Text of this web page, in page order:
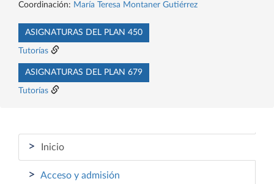
Coordinación: María Teresa Montaner Gutiérrez
ASIGNATURAS DEL PLAN 450
Tutorías
ASIGNATURAS DEL PLAN 679
Tutorías
> Inicio
> Acceso y admisión